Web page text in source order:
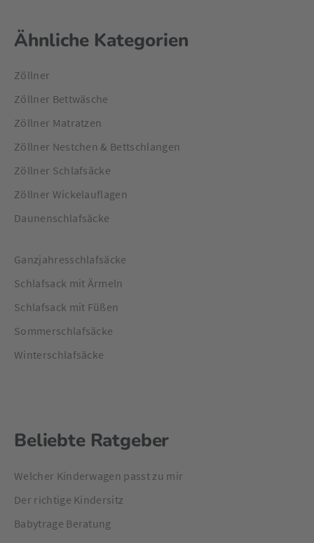
Ähnliche Kategorien
Zöllner
Zöllner Bettwäsche
Zöllner Matratzen
Zöllner Nestchen & Bettschlangen
Zöllner Schlafsäcke
Zöllner Wickelauflagen
Daunenschlafsäcke
Ganzjahresschlafsäcke
Schlafsack mit Ärmeln
Schlafsack mit Füßen
Sommerschlafsäcke
Winterschlafsäcke
Beliebte Ratgeber
Welcher Kinderwagen passt zu mir
Der richtige Kindersitz
Babytrage Beratung